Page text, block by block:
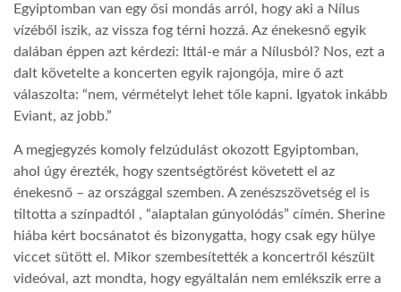
GLOBOTV
AFRIKA TUDÁSTÁR
LINKTR.EE
Egyiptomban van egy ősi mondás arról, hogy aki a Nílus
vízéből iszik, az vissza fog térni hozzá. Az énekesnő egyik
dalában éppen azt kérdezi: Ittál-e már a Nílusból? Nos, ezt a
dalt követelte a koncerten egyik rajongója, mire ő azt
válaszolta: “nem, vérmételyt lehet tőle kapni. Igyatok inkább
Eviant, az jobb.”
A megjegyzés komoly felzúdulást okozott Egyiptomban,
ahol úgy érezték, hogy szentségtörést követett el az
énekesnő – az országgal szemben. A zenészszövetség el is
tiltotta a színpadtól , “alaptalan gúnyolódás” címén. Sherine
hiába kért bocsánatot és bizonygatta, hogy csak egy hülye
viccet sütött el. Mikor szembesítették a koncertről készült
videóval, azt mondta, hogy egyáltalán nem emlékszik erre a